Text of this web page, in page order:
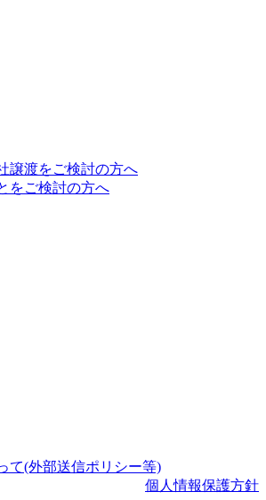
譲渡をご検討の方へ
をご検討の方へ
て(外部送信ポリシー等)
個人情報保護方針